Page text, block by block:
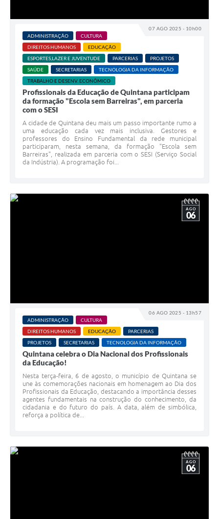
07 AGO 2025 - 10h00
ADMINISTRAÇÃO
CULTURA
DIREITOS HUMANOS
EDUCAÇÃO
ESPORTES,LAZER E JUVENTUDE
PARCERIAS
PROJETOS
SAÚDE
SECRETARIAS
TECNOLOGIA DA INFORMAÇÃO
TRABALHO E DESENV. ECONÔMICO
Profissionais da Educação de Quintana participam
da formação "Escola sem Barreiras", em parceria
com o SESI
A cidade de Quintana deu mais um passo importante rumo a
uma educação cada vez mais inclusiva. Gestores e
professores do Ensino Fundamental da rede municipal
participaram, nesta semana, da formação "Escola sem
Barreiras", realizada em parceria com o SESI (Serviço Social
da Indústria). A programação foi...
06 AGO 2025 - 13h57
AGO
06
ADMINISTRAÇÃO
CULTURA
DIREITOS HUMANOS
EDUCAÇÃO
PARCERIAS
PROJETOS
SECRETARIAS TECNOLOGIA DA INFORMAÇÃO
Quintana celebra o Dia Nacional dos Profissionais
da Educação!
Nesta terça-feira, 6 de agosto, o município de Quintana se
une às comemorações nacionais em homenagem ao Dia dos
Profissionais da Educação, destacando a importância desses
agentes fundamentais na construção do conhecimento, da
cidadania e do futuro do país. A data, além de simbólica,
reforça a política de...
AGO
06